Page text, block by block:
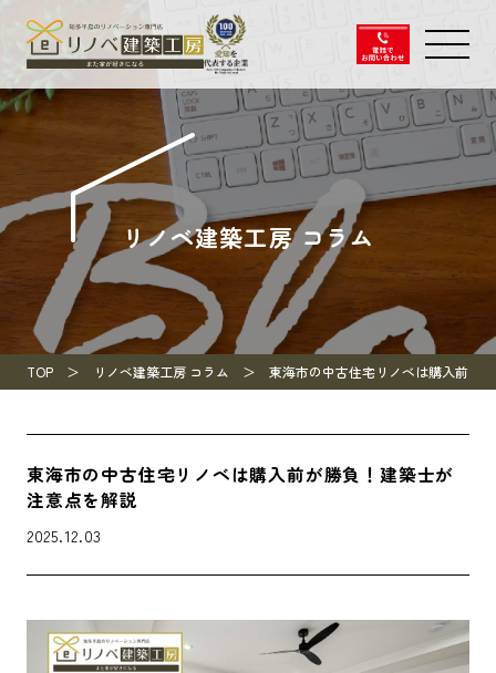
リノベ建築工房 コラム
TOP リノベ建築工房 コラム 東海市の中古住宅リノベは購入前が
東海市の中古住宅リノベは購入前が勝負！建築士が
注意点を解説
2025.12.03